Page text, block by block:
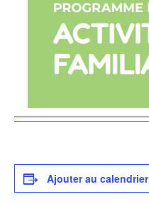
Ajouter au calendrier